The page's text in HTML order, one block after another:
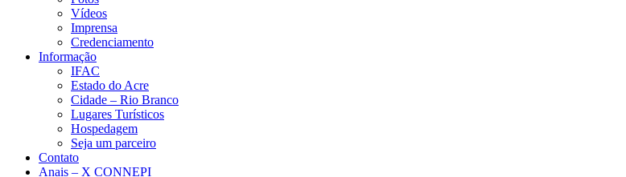
Vídeos
Imprensa
Credenciamento
Informação
IFAC
Estado do Acre
Cidade – Rio Branco
Lugares Turísticos
Hospedagem
Seja um parceiro
Contato
Anais – X CONNEPI